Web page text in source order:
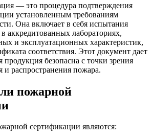
— это процедура подтверждения
установленным требованиям
Она включает в себя испытания
аккредитованных лабораториях,
и эксплуатационных характеристик,
соответствия. Этот документ дает
продукция безопасна с точки зрения
и распространения пожара.
пожарной
сертификации являются: